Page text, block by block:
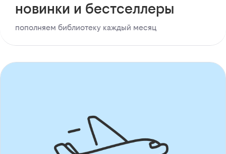
новинки и бестселлеры
пополняем библиотеку каждый месяц